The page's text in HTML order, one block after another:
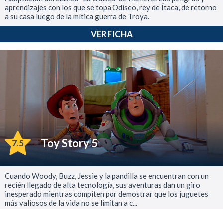
aprendizajes con los que se topa Odiseo, rey de Ítaca, de retorno
a su casa luego de la mítica guerra de Troya.
VER FICHA
7.5 Toy Story 5
Cuando Woody, Buzz, Jessie y la pandilla se encuentran con un
recién llegado de alta tecnología, sus aventuras dan un giro
inesperado mientras compiten por demostrar que los juguetes
más valiosos de la vida no se limitan a c...